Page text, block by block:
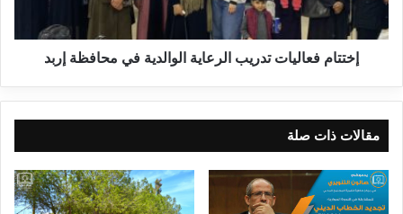
إختتام فعاليات تدريب الرعاية الوالدية في محافظة إربد
مقالات ذات صلة